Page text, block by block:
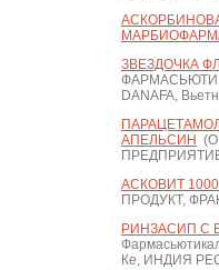
ЗВЕЗДОЧКА
DANAFA,
АПЕЛЬСИН
АСКОВИТ
ПРОДУКТ,
РИНЗАСИП С
Ке, ИНДИЯ